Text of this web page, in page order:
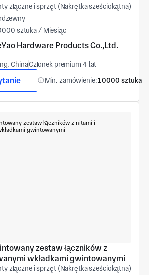
złączne i sprzęt (Nakrętka sześciokątna)
sztuka / Miesiąc
Hardware Products Co.,Ltd.
ChinaCzłonek premium 4 lat
Min. zamówienie:10000 sztuka
zestaw łączników z
wkładkami gwintowanymi
złączne i sprzęt (Nakrętka sześciokątna)